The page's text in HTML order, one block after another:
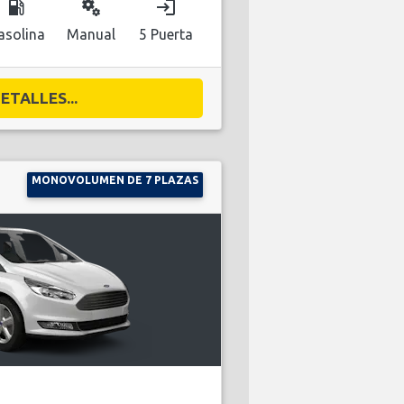
local_gas_station miscellaneous_services
Manual
login
5 Puerta
MONOVOLUMEN DE 7 PLAZAS